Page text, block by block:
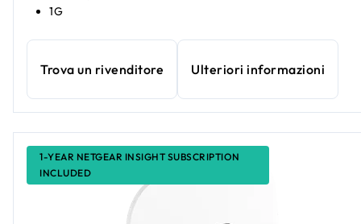
1G
Trova un rivenditore Ulteriori informazioni
1-YEAR NETGEAR INSIGHT SUBSCRIPTION
INCLUDED